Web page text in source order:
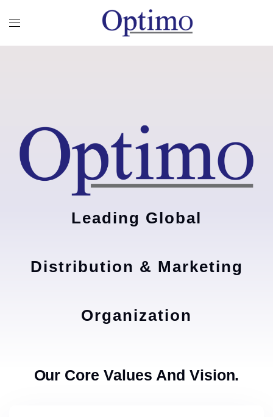
Leading Global
Distribution & Marketing
Organization
Our Core Values And Vision.